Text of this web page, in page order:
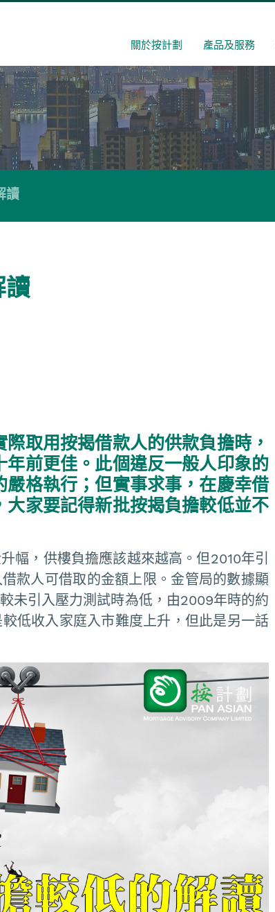
關於按計劃 產品及服務
讀
讀
取用按揭借款人的供款負擔時，
前更佳。此個違反一般人印象的
格執行；但實事求事，在慶幸借
家要記得新批按揭負擔較低並不
幅，供樓負擔應該越來越高。但2010年引
款人可借取的金額上限。金管局的數據顯
未引入壓力測試時為低，由2009年時的約
低收入家庭入市難度上升，但此是另一話